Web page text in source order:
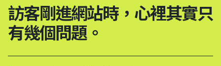
訪客剛進網站時，心裡其實只
有幾個問題。